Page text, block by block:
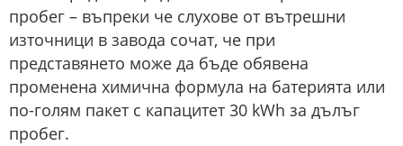
пробег – въпреки че слухове от вътрешни
източници в завода сочат, че при
представянето може да бъде обявена
променена химична формула на батерията или
по-голям пакет с капацитет 30 kWh за дълъг
пробег.